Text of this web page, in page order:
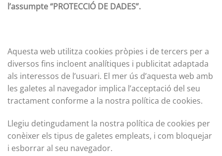
l’assumpte “PROTECCIÓ DE DADES”.
Aquesta web utilitza cookies pròpies i de tercers per a
diversos fins incloent analítiques i publicitat adaptada
als interessos de l’usuari. El mer ús d’aquesta web amb
les galetes al navegador implica l’acceptació del seu
tractament conforme a la nostra política de cookies.
Llegiu detingudament la nostra política de cookies per
conèixer els tipus de galetes empleats, i com bloquejar
i esborrar al seu navegador.